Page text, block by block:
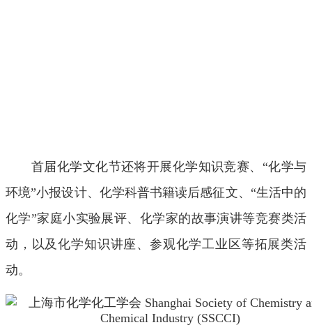
首届化学文化节还将开展化学知识竞赛、“化学与
环境”小报设计、化学科普书籍读后感征文、“生活中的
化学”家庭小实验展评、化学家的故事演讲等竞赛类活
动，以及化学知识讲座、参观化学工业区等拓展类活
动。